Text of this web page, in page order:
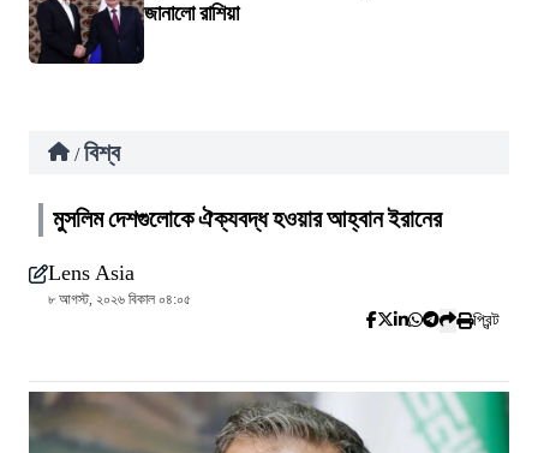
জানালো রাশিয়া
/ বিশ্ব
মুসলিম দেশগুলোকে ঐক্যবদ্ধ হওয়ার আহ্বান ইরানের
Lens Asia
৮ আগস্ট, ২০২৬ বিকাল ০৪:০৫
প্রিন্ট